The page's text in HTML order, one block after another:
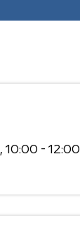
10:00 - 12:00